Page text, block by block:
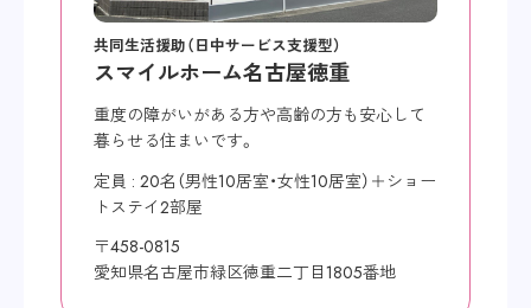
共同生活援助（日中サービス支援型）
スマイルホーム名古屋徳重
重度の障がいがある方や高齢の方も安心して
暮らせる住まいです。
定員 : 20名（男性10居室・女性10居室）＋ショー
トステイ2部屋
〒458-0815
愛知県名古屋市緑区徳重二丁目1805番地